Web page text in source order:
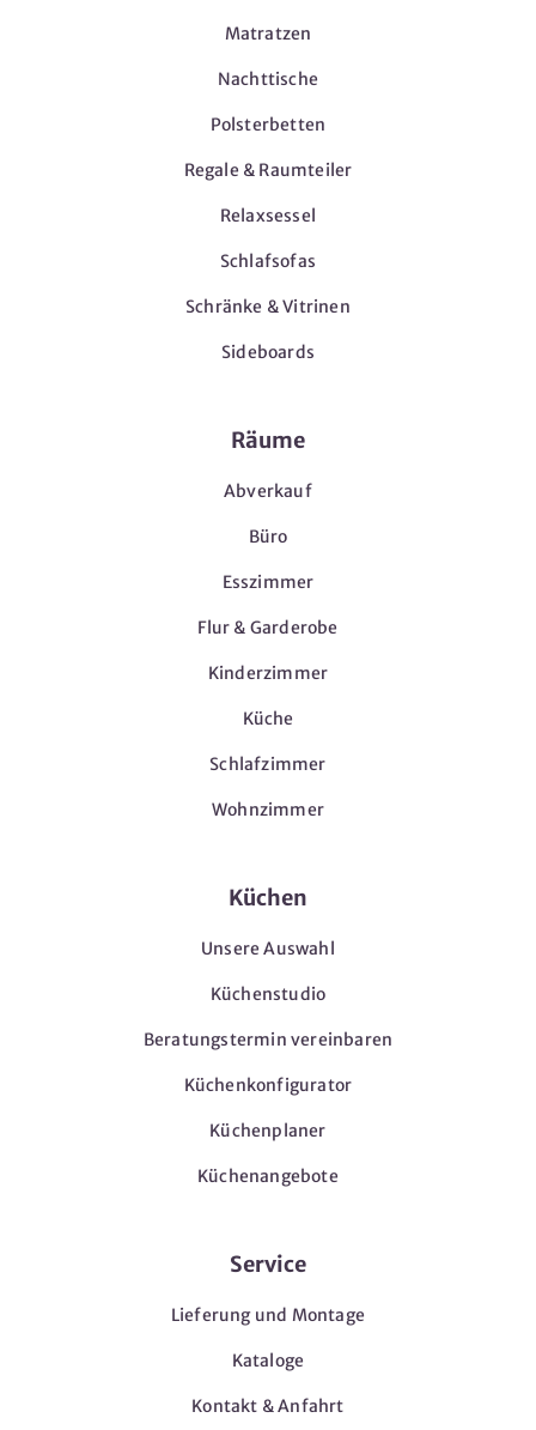
Matratzen
Nachttische
Polsterbetten
Regale & Raumteiler
Relaxsessel
Schlafsofas
Schränke & Vitrinen
Sideboards
Räume
Abverkauf
Büro
Esszimmer
Flur & Garderobe
Kinderzimmer
Küche
Schlafzimmer
Wohnzimmer
Küchen
Unsere Auswahl
Küchenstudio
Beratungstermin vereinbaren
Küchenkonfigurator
Küchenplaner
Küchenangebote
Service
Lieferung und Montage
Kataloge
Kontakt & Anfahrt